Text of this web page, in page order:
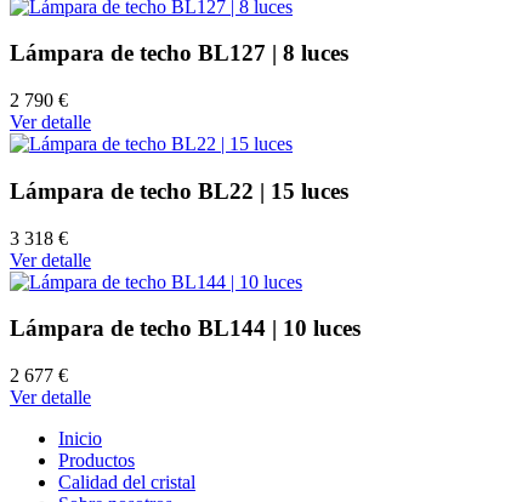
Lámpara de techo BL127 | 8 luces
2 790 €
Ver detalle
Lámpara de techo BL22 | 15 luces
3 318 €
Ver detalle
Lámpara de techo BL144 | 10 luces
2 677 €
Ver detalle
Inicio
Productos
Calidad del cristal